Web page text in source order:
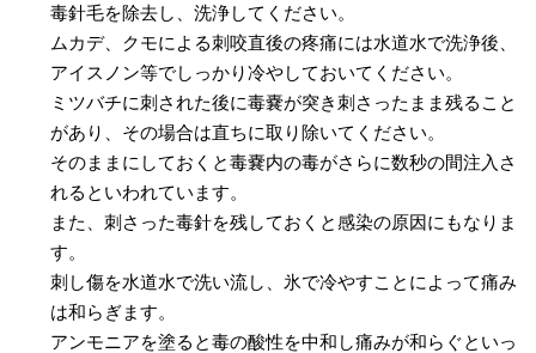
毒針毛を除去し、洗浄してください。
ムカデ、クモによる刺咬直後の疼痛には水道水で洗浄後、
アイスノン等でしっかり冷やしておいてください。
ミツバチに刺された後に毒嚢が突き刺さったまま残ること
があり、その場合は直ちに取り除いてください。
そのままにしておくと毒嚢内の毒がさらに数秒の間注入さ
れるといわれています。
また、刺さった毒針を残しておくと感染の原因にもなりま
す。
刺し傷を水道水で洗い流し、氷で冷やすことによって痛み
は和らぎます。
アンモニアを塗ると毒の酸性を中和し痛みが和らぐといっ